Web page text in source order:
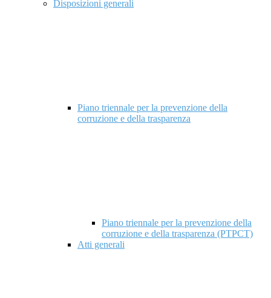
Disposizioni generali
Piano triennale per la prevenzione della
corruzione e della trasparenza
Piano triennale per la prevenzione della
corruzione e della trasparenza (PTPCT)
Atti generali